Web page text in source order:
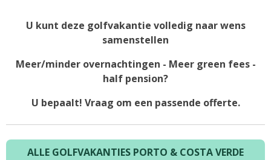
U kunt deze golfvakantie volledig naar wens
samenstellen
Meer/minder overnachtingen - Meer green fees -
half pension?
U bepaalt! Vraag om een passende offerte.
ALLE GOLFVAKANTIES PORTO & COSTA VERDE